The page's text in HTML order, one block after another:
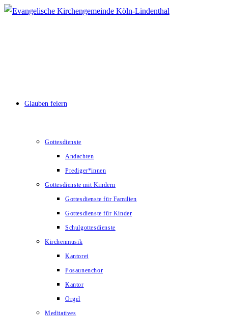
Zum
Glauben feiern
Gottesdienste
Andachten
Prediger*innen
Gottesdienste mit Kindern
Gottesdienste für Familien
Gottesdienste für Kinder
Schulgottesdienste
Kirchenmusik
Kantorei
Posaunenchor
Kantor
Orgel
Meditatives